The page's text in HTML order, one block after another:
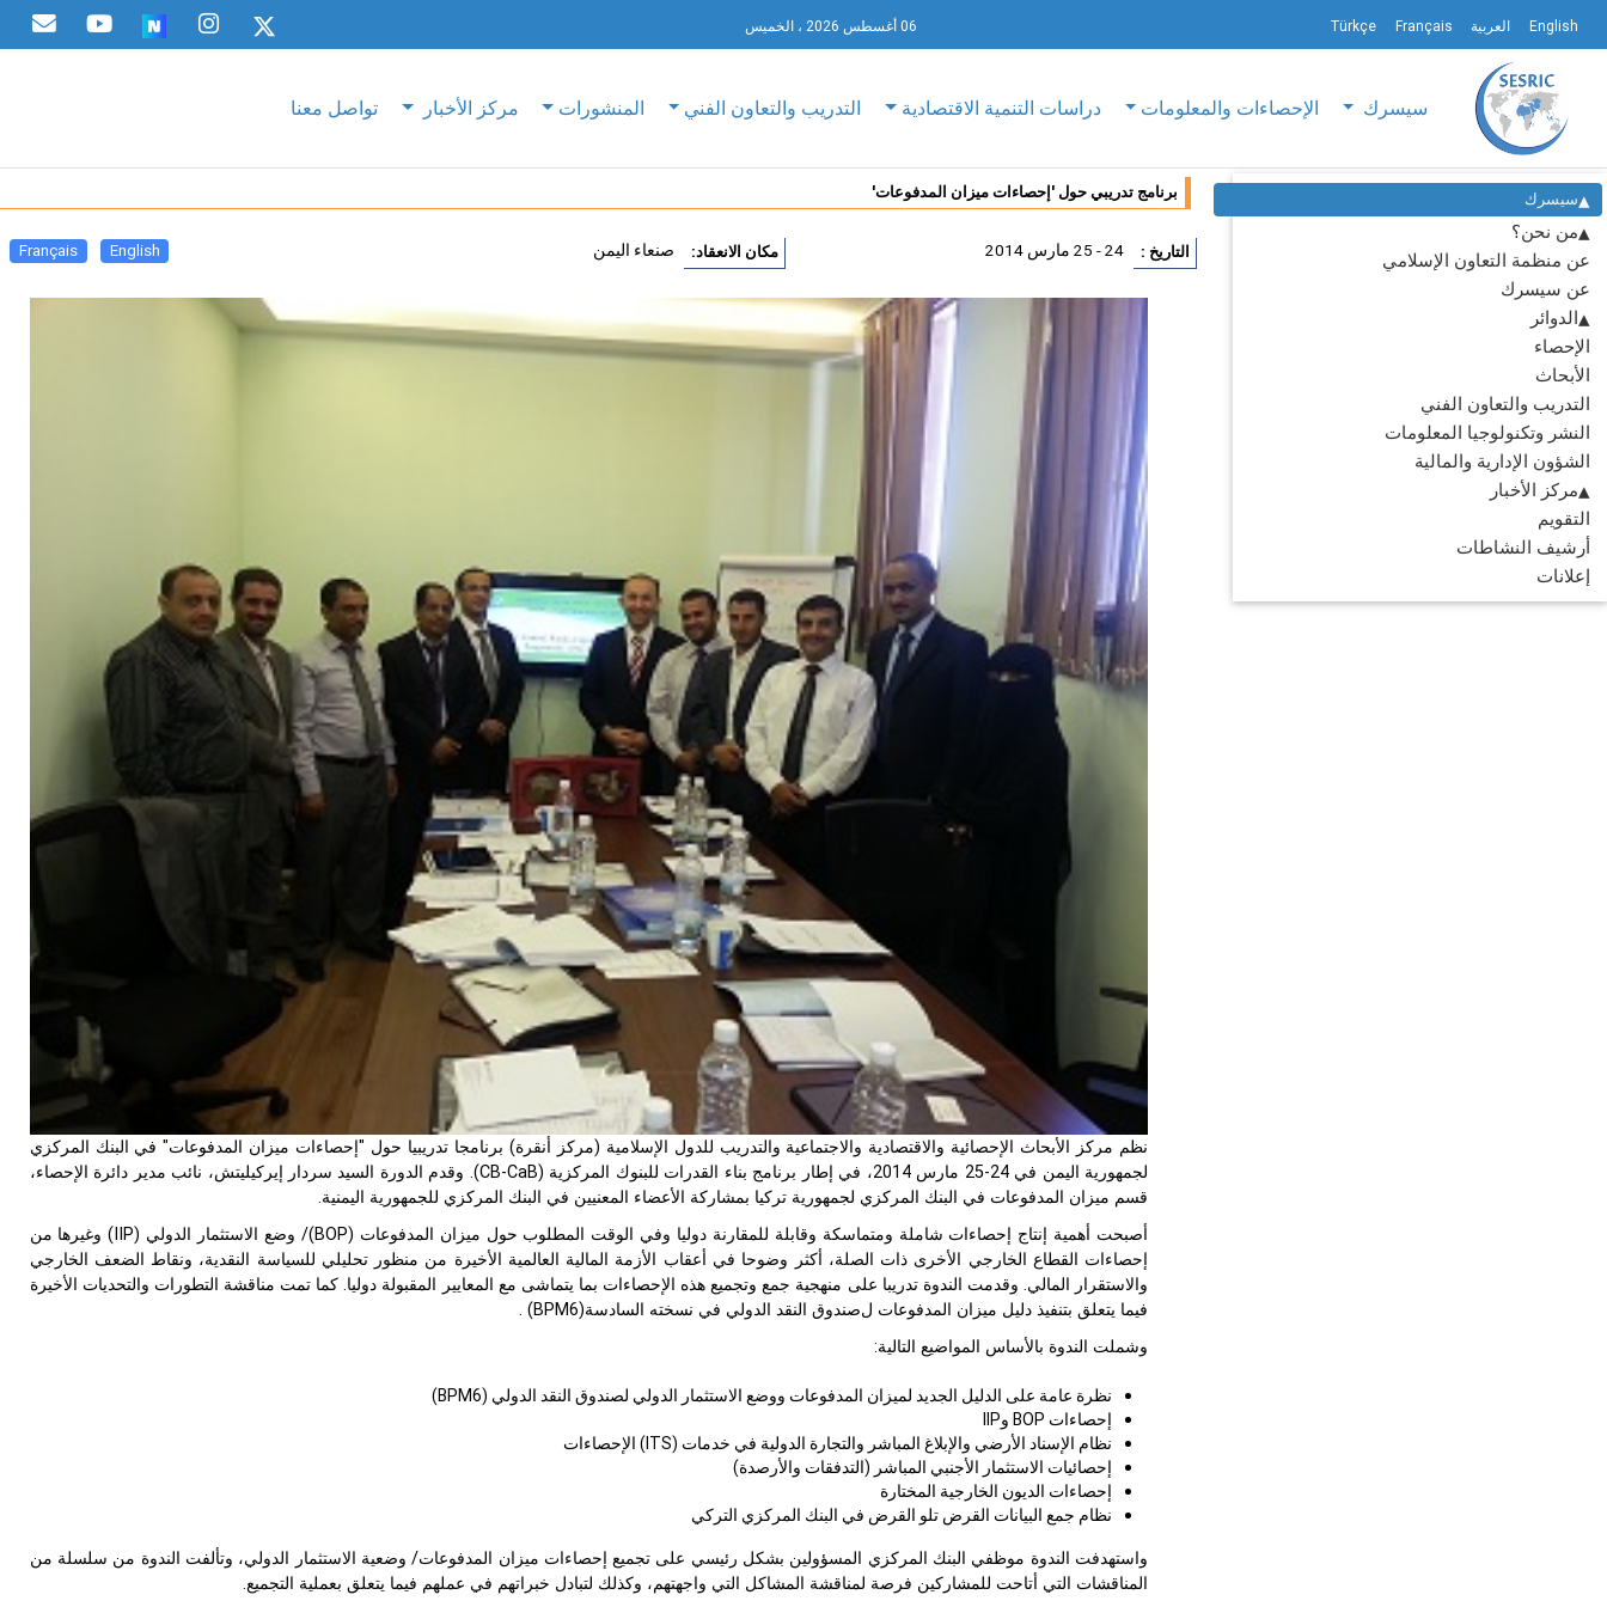
English العربية Français
Türkçe 06 أغسطس 2026 ، الخميس
سيسرك الإحصاءات والمعلومات دراسات التنمية الاقتصادية التدريب والتعاون الفني المنشورات مركز الأخبار تواصل معنا
سيسرك
من نحن؟
عن منظمة التعاون الإسلامي
عن سيسرك
الدوائر
الإحصاء
الأبحاث
التدريب والتعاون الفني
النشر وتكنولوجيا المعلومات
الشؤون الإدارية والمالية
مركز الأخبار
التقويم
أرشيف النشاطات
إعلانات
برنامج تدريبي حول 'إحصاءات ميزان المدفوعات'
التاريخ : 24 - 25 مارس 2014 مكان الانعقاد: صنعاء اليمن English
Français
نظم مركز الأبحاث الإحصائية والاقتصادية والاجتماعية والتدريب للدول الإسلامية (مركز أنقرة) برنامجا تدريبيا حول "إحصاءات ميزان المدفوعات" في البنك المركزي
لجمهورية اليمن في 24-25 مارس 2014، في إطار برنامج بناء القدرات للبنوك المركزية (CB-CaB). وقدم الدورة السيد سردار إيركيليتش، نائب مدير دائرة الإحصاء،
قسم ميزان المدفوعات في البنك المركزي لجمهورية تركيا بمشاركة الأعضاء المعنيين في البنك المركزي للجمهورية اليمنية.
أصبحت أهمية إنتاج إحصاءات شاملة ومتماسكة وقابلة للمقارنة دوليا وفي الوقت المطلوب حول ميزان المدفوعات (BOP)/ وضع الاستثمار الدولي (IIP) وغيرها من
إحصاءات القطاع الخارجي الأخرى ذات الصلة، أكثر وضوحا في أعقاب الأزمة المالية العالمية الأخيرة من منظور تحليلي للسياسة النقدية، ونقاط الضعف الخارجي
والاستقرار المالي. وقدمت الندوة تدريبا على منهجية جمع وتجميع هذه الإحصاءات بما يتماشى مع المعايير المقبولة دوليا. كما تمت مناقشة التطورات والتحديات الأخيرة
فيما يتعلق بتنفيذ دﻟﻴﻞ ﻣﻴﺰان المدفوعات لﺻﻨﺪوق اﻟﻨﻘﺪ اﻟﺪولي في نسخته السادسة(BPM6) .
وشملت الندوة بالأساس المواضيع التالية:
نظرة عامة على الدليل الجديد لميزان المدفوعات ووضع الاستثمار الدولي لصندوق النقد الدولي (BPM6)
إحصاءات BOP وIIP
نظام الإسناد الأرضي والإبلاغ المباشر والتجارة الدولية في خدمات (ITS) الإحصاءات
إحصائيات الاستثمار الأجنبي المباشر (التدفقات والأرصدة)
إحصاءات الديون الخارجية المختارة
نظام جمع البيانات القرض تلو القرض في البنك المركزي التركي
واستهدفت الندوة موظفي البنك المركزي المسؤولين بشكل رئيسي على تجميع إحصاءات ميزان المدفوعات/ وضعية الاستثمار الدولي، وتألفت الندوة من سلسلة من
المناقشات التي أتاحت للمشاركين فرصة لمناقشة المشاكل التي واجهتهم، وكذلك لتبادل خبراتهم في عملهم فيما يتعلق بعملية التجميع.